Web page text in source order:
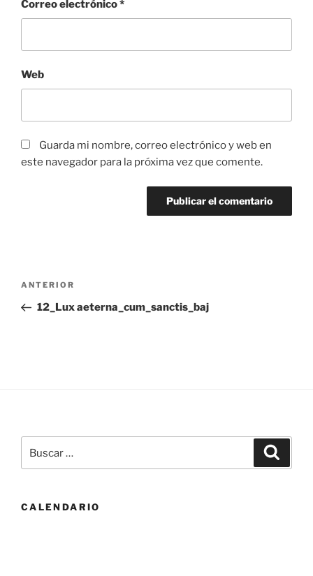
Correo electrónico*
Web
Guarda mi nombre, correo electrónico y web en
este navegador para la próxima vez que comente.
Navegación
entradas
Entrada
anterior:
ANTERIOR
12_Lux aeterna_cum_sanctis_baj
por:
CALENDARIO